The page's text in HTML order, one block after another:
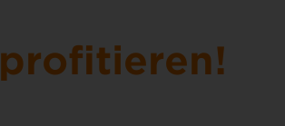
profitieren!